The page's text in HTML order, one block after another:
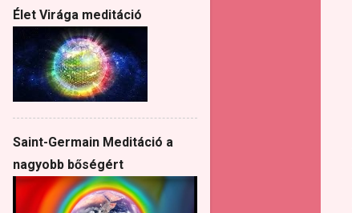
Élet Virága meditáció
Saint-Germain Meditáció a
nagyobb bőségért